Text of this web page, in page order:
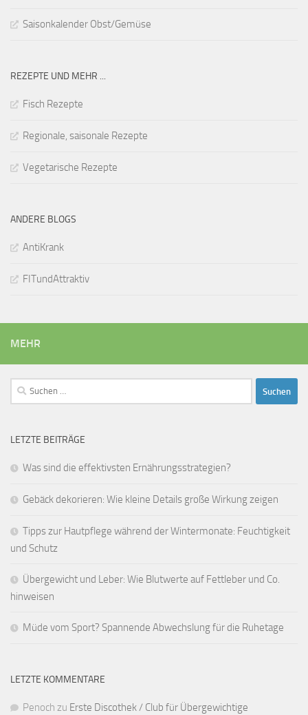
Saisonkalender Obst/Gemüse
REZEPTE UND MEHR ...
Fisch Rezepte
Regionale, saisonale Rezepte
Vegetarische Rezepte
ANDERE BLOGS
AntiKrank
FITundAttraktiv
MEHR
Suchen
nach:
LETZTE BEITRÄGE
Was sind die effektivsten Ernährungsstrategien?
Gebäck dekorieren: Wie kleine Details große Wirkung zeigen
Tipps zur Hautpflege während der Wintermonate: Feuchtigkeit
und Schutz
Übergewicht und Leber: Wie Blutwerte auf Fettleber und Co.
hinweisen
Müde vom Sport? Spannende Abwechslung für die Ruhetage
LETZTE KOMMENTARE
Penoch zu Erste Discothek / Club für Übergewichtige